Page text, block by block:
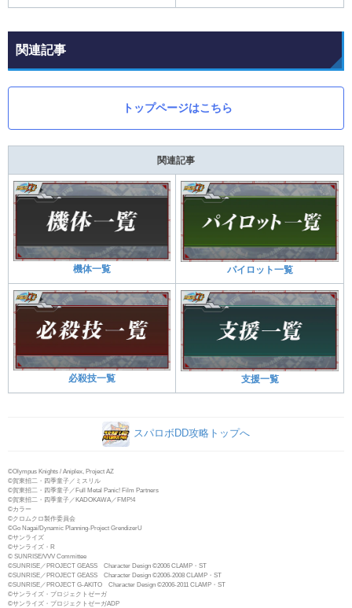
関連記事
トップページはこちら
関連記事
機体一覧 パイロット一覧
必殺技一覧 支援一覧
スパロボDD攻略トップへ
©Olympus Knights / Aniplex, Project AZ
©賀東招二・四季童子／ミスリル
©賀東招二・四季童子／Full Metal Panic! Film Partners
©賀東招二・四季童子／KADOKAWA／FMP!4
©カラー
©クロムクロ製作委員会
©Go Nagai/Dynamic Planning-Project GrendizerU
©サンライズ
©サンライズ・R
© SUNRISE/VVV Committee
©SUNRISE／PROJECT GEASS Character Design ©2006 CLAMP・ST
©SUNRISE／PROJECT GEASS Character Design ©2006-2008 CLAMP・ST
©SUNRISE／PROJECT G-AKITO Character Design ©2006-2011 CLAMP・ST
©サンライズ・プロジェクトゼーガ
©サンライズ・プロジェクトゼーガADP